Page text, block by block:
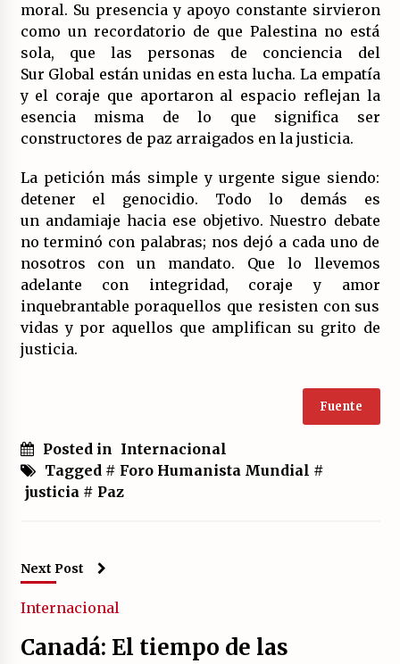
moral. Su presencia y apoyo constante sirvieron
como un recordatorio de que Palestina no está
sola, que las personas de conciencia del
Sur Global están unidas en esta lucha. La empatía
y el coraje que aportaron al espacio reflejan la
esencia misma de lo que significa ser
constructores de paz arraigados en la justicia.
La petición más simple y urgente sigue siendo:
detener el genocidio. Todo lo demás es
un andamiaje hacia ese objetivo. Nuestro debate
no terminó con palabras; nos dejó a cada uno de
nosotros con un mandato. Que lo llevemos
adelante con integridad, coraje y amor
inquebrantable poraquellos que resisten con sus
vidas y por aquellos que amplifican su grito de
justicia.
Fuente
Posted in Internacional
Tagged # Foro Humanista Mundial #
justicia # Paz
Next Post
Internacional
Canadá: El tiempo de las